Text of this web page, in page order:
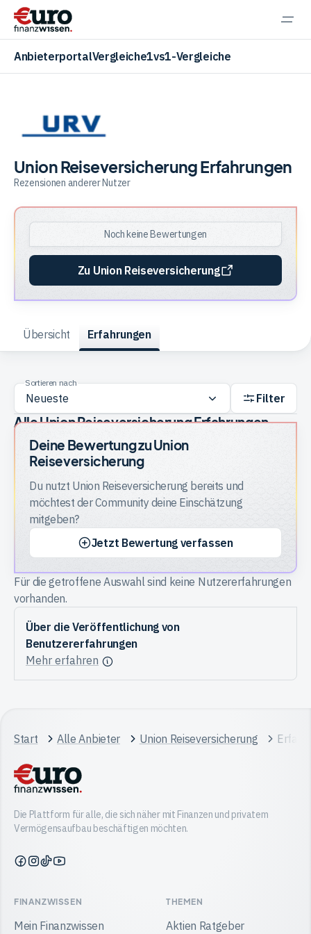
AnbieterportalVergleiche1vs1-Vergleiche
Krypto
Trading
Rohstoffe
Finanzen
Anleihen
Union Reiseversicherung Erfahrungen
Rezensionen anderer Nutzer
Übersicht Erfahrungen
Noch keine Bewertungen
Zu Union Reiseversicherung
Sortieren nach
Filter
Alle Union Reiseversicherung Erfahrungen
Deine Bewertung zuUnion
Reiseversicherung
Du nutzt Union Reiseversicherung bereits und
möchtest der Community deine Einschätzung
mitgeben?
Jetzt Bewertung verfassen
Für die getroffene Auswahl sind keine Nutzererfahrungen
vorhanden.
Über die Veröffentlichung von
Benutzererfahrungen
Mehr erfahren
Start Alle Anbieter Union Reiseversicherung
Die Plattform für alle, die sich näher mit Finanzen und privatem
Vermögensaufbau beschäftigen möchten.
Finanzwissen
Facebook
Finanzwissen
Instagram
Finanzwissen
TikTok
Finanzwissen
YouTube
FINANZWISSEN
Mein Finanzwissen
THEMEN
Aktien Ratgeber